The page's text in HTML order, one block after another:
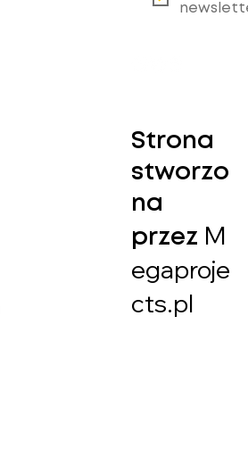
Strona
stworzo
na
przez M
egaproje
cts.pl